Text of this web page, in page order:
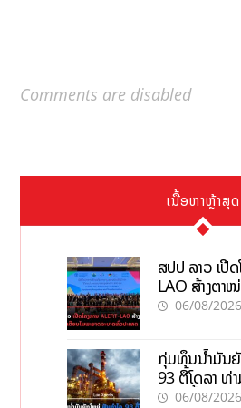
Comments are disabled
ເນື້ອຫາຫຼ້າສຸດ
ສປປ ລາວ ເປີ
LAO ສ້າງຕາ
ພະຍາດລະບາດ
06/08/2026
ກຸ່ມທຶນນ້ຳມັນ
93 ຕື້ໂດລາ ທ່
ລາຄານໍ້າມັນແພງ
06/08/2026